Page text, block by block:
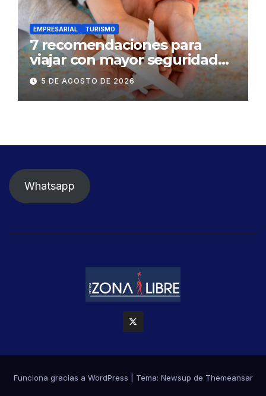
EMPRESARIAL TURISMO
7 recomendaciones para
viajar con mayor seguridad
dentro y fuera del Ecuador
5 DE AGOSTO DE 2026
Whatsapp
Funciona gracias a WordPress Tema: Newsup de Themeansar